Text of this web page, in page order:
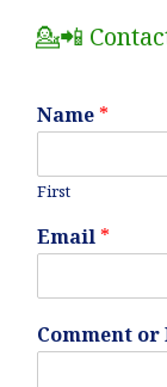
💁📲
Name *
First
Email *
Comment or